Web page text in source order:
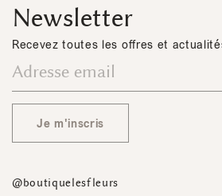
Newsletter
Recevez toutes les offres et
Je m'inscris
@boutiquelesfleurs